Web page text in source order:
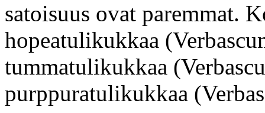
satoisuus ovat paremmat.
hopeatulikukkaa
tummatulikukkaa
purppuratulikukkaa